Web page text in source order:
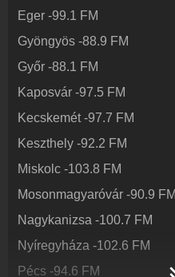
Partnerek
Rádiós partnerek
Rádió beágyazás
Ágyazd be weboldaladba
Online rádió készítés
Készítés lépésről lépésre
Eger -99.1 FM
Gyöngyös -88.9 FM
Győr -88.1 FM
Kaposvár -97.5 FM
Kecskemét-97.7 FM
Keszthely -92.2 FM
Miskolc -103.8 FM
Mosonmagyaróvár -90.9 FM
Nagykanizsa -100.7 FM
Nyíregyháza -102.6 FM
Pécs -94.6 FM